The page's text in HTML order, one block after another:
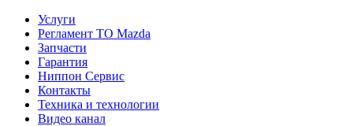
Услуги
Регламент ТО Mazda
Запчасти
Гарантия
Ниппон Сервис
Контакты
Техника и технологии
Видео канал